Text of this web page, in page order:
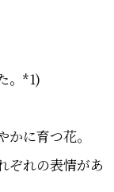
。*1)
に育つ花。
ぞれの表情があ